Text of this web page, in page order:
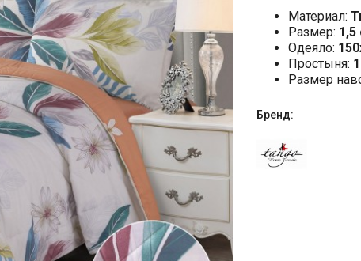
Материал:
Размер: 1,5
Одеяло:
Простыня:
Размер
Бренд: